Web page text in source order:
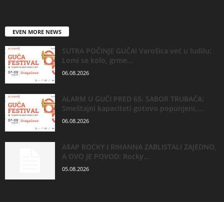
EVEN MORE NEWS
SUTRA POČINJE GUČA! Varošica već u ludilu:
Lomi se kolo, grme...
06.08.2026
ALARM U GUČI PRED 65. SABOR TRUBAČA:
Smeštajni kapaciteti gotovo popunjeni,...
06.08.2026
A$AP ROCKY I RIHANNA ZABLISTALI ZAJEDNO,
A OVO JE POVOD: Rocky...
05.08.2026